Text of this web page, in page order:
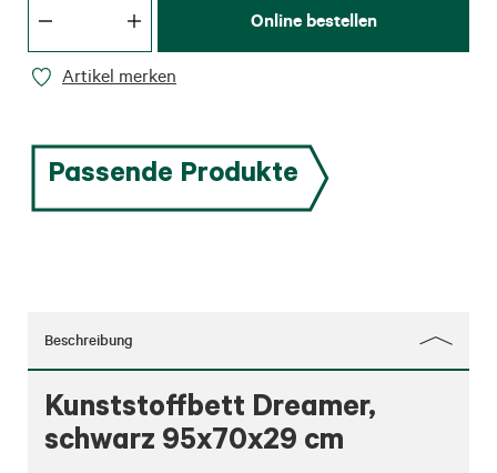
Online bestellen
Artikel merken
Passende Produkte
Beschreibung
Kunststoffbett Dreamer,
schwarz 95x70x29 cm